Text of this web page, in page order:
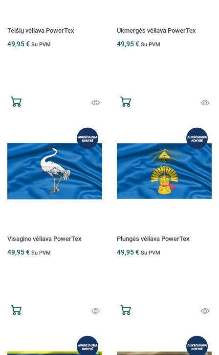
Telšių vėliava PowerTex
49,95 € Su PVM
Ukmergės vėliava PowerTex
49,95 € Su PVM
Visagino vėliava PowerTex
49,95 € Su PVM
Plungės vėliava PowerTex
49,95 € Su PVM